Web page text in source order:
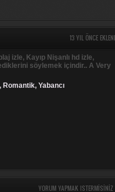
13 YIL ÖNCE
izle, Kayıp Nişanlı hd izle,
söylemek içindir.. A Very
, Romantik, Yabancı
YORUM YAPMAK